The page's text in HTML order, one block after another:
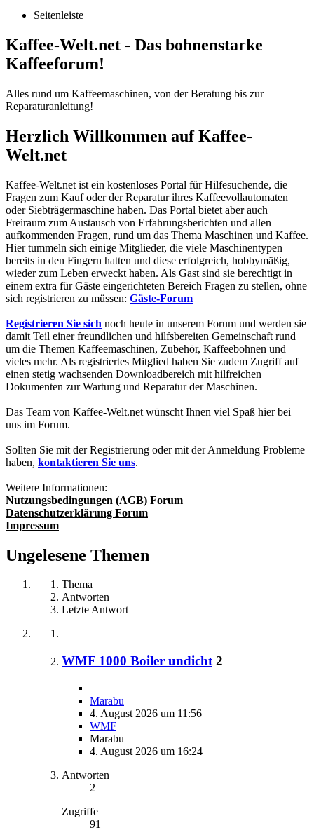
Seitenleiste
Kaffee-Welt.net - Das bohnenstarke
Kaffeeforum!
Alles rund um Kaffeemaschinen, von der Beratung bis zur
Reparaturanleitung!
Herzlich Willkommen auf Kaffee-
Welt.net
Kaffee-Welt.net ist ein kostenloses Portal für Hilfesuchende, die
Fragen zum Kauf oder der Reparatur ihres Kaffeevollautomaten
oder Siebträgermaschine haben. Das Portal bietet aber auch
Freiraum zum Austausch von Erfahrungsberichten und allen
aufkommenden Fragen, rund um das Thema Maschinen und Kaffee.
Hier tummeln sich einige Mitglieder, die viele Maschinentypen
bereits in den Fingern hatten und diese erfolgreich, hobbymäßig,
wieder zum Leben erweckt haben. Als Gast sind sie berechtigt in
einem extra für Gäste eingerichteten Bereich Fragen zu stellen, ohne
sich registrieren zu müssen: Gäste-Forum
Registrieren Sie sich noch heute in unserem Forum und werden sie
damit Teil einer freundlichen und hilfsbereiten Gemeinschaft rund
um die Themen Kaffeemaschinen, Zubehör, Kaffeebohnen und
vieles mehr. Als registriertes Mitglied haben Sie zudem Zugriff auf
einen stetig wachsenden Downloadbereich mit hilfreichen
Dokumenten zur Wartung und Reparatur der Maschinen.
Das Team von Kaffee-Welt.net wünscht Ihnen viel Spaß hier bei
uns im Forum.
Sollten Sie mit der Registrierung oder mit der Anmeldung Probleme
haben, kontaktieren Sie uns.
Weitere Informationen:
Nutzungsbedingungen (AGB) Forum
Datenschutzerklärung Forum
Impressum
Ungelesene Themen
Thema
Antworten
Letzte Antwort
WMF 1000 Boiler undicht 2
Marabu
4. August 2026 um 11:56
WMF
Marabu
4. August 2026 um 16:24
Antworten
2
Zugriffe
91